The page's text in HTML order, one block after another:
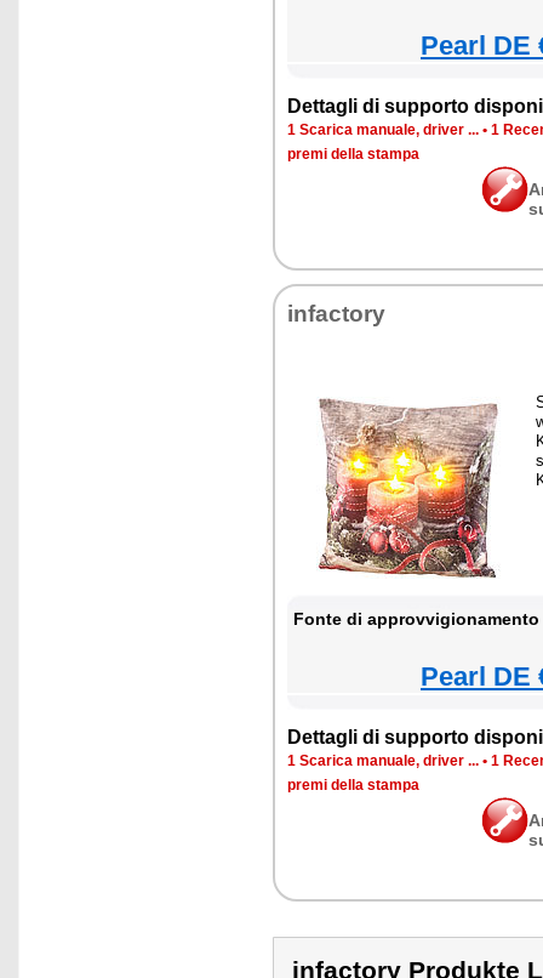
Pearl DE
Dettagli di supporto
1 Scarica manuale, driver ... • 1
premi della stampa
infactory
Fonte di
Pearl DE
Dettagli di supporto
1 Scarica manuale, driver ... • 1
premi della stampa
infactory Produkte